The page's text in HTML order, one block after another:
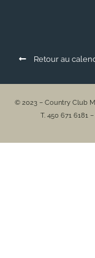
Retour au
© 2023 – Country Club
T. 450 671 6181